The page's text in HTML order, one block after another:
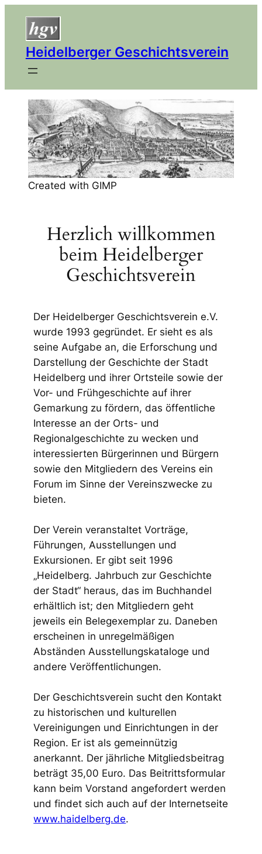
Heidelberger Geschichtsverein
Created with GIMP
Herzlich willkommen
beim Heidelberger
Geschichtsverein
Der Heidelberger Geschichtsverein e.V.
wurde 1993 gegründet. Er sieht es als
seine Aufgabe an, die Erforschung und
Darstellung der Geschichte der Stadt
Heidelberg und ihrer Ortsteile sowie der
Vor- und Frühgeschichte auf ihrer
Gemarkung zu fördern, das öffentliche
Interesse an der Orts- und
Regionalgeschichte zu wecken und
interessierten Bürgerinnen und Bürgern
sowie den Mitgliedern des Vereins ein
Forum im Sinne der Vereinszwecke zu
bieten.
Der Verein veranstaltet Vorträge,
Führungen, Ausstellungen und
Exkursionen. Er gibt seit 1996
„Heidelberg. Jahrbuch zur Geschichte
der Stadt“ heraus, das im Buchhandel
erhältlich ist; den Mitgliedern geht
jeweils ein Belegexemplar zu. Daneben
erscheinen in unregelmäßigen
Abständen Ausstellungskataloge und
andere Veröffentlichungen.
Der Geschichtsverein sucht den Kontakt
zu historischen und kulturellen
Vereinigungen und Einrichtungen in der
Region. Er ist als gemeinnützig
anerkannt. Der jährliche Mitgliedsbeitrag
beträgt 35,00 Euro. Das Beitrittsformular
kann beim Vorstand angefordert werden
und findet sich auch auf der Internetseite
www.haidelberg.de.